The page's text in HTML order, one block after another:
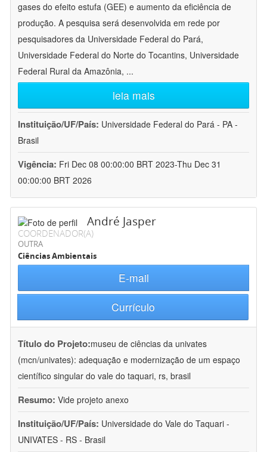
gases do efeito estufa (GEE) e aumento da eficiência de
produção. A pesquisa será desenvolvida em rede por
pesquisadores da Universidade Federal do Pará,
Universidade Federal do Norte do Tocantins, Universidade
Federal Rural da Amazônia, ...
leia mais
Instituição/UF/País: Universidade Federal do Pará - PA -
Brasil
Vigência: Fri Dec 08 00:00:00 BRT 2023-Thu Dec 31
00:00:00 BRT 2026
André Jasper
COORDENADOR(A)
OUTRA
Ciências Ambientais
E-mail
Currículo
Título do Projeto:museu de ciências da univates
(mcn/univates): adequação e modernização de um espaço
científico singular do vale do taquari, rs, brasil
Resumo: Vide projeto anexo
Instituição/UF/País: Universidade do Vale do Taquari -
UNIVATES - RS - Brasil